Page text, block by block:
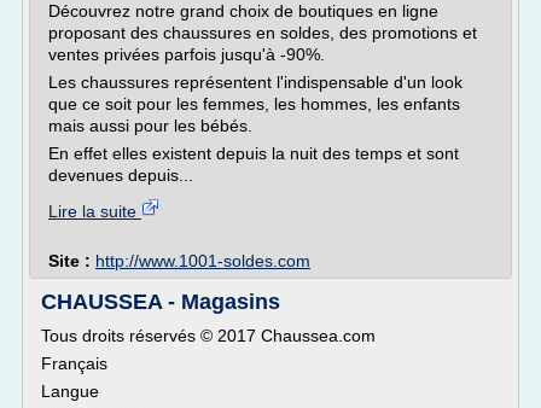
Découvrez notre grand choix de boutiques en ligne
proposant des chaussures en soldes, des promotions et
ventes privées parfois jusqu'à -90%.
Les chaussures représentent l'indispensable d'un look
que ce soit pour les femmes, les hommes, les enfants
mais aussi pour les bébés.
En effet elles existent depuis la nuit des temps et sont
devenues depuis...
Lire la suite
Site : http://www.1001-soldes.com
CHAUSSEA - Magasins
Tous droits réservés © 2017 Chaussea.com
Français
Langue